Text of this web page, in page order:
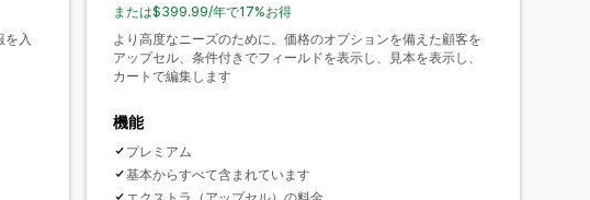
入
または$399.99/年で17%お得
より高度なニーズのために。価格のオプションを備えた顧客を
アップセル、条件​​付きでフィールドを表示し、見本を表示し、
カートで編集します
機能
プレミアム
基本からすべて含まれています